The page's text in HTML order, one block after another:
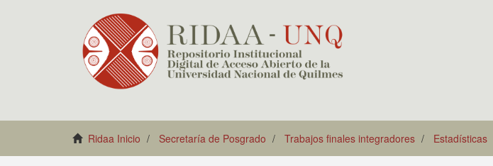
Ridaa Inicio Secretaría de Posgrado Trabajos finales integradores Estadísticas